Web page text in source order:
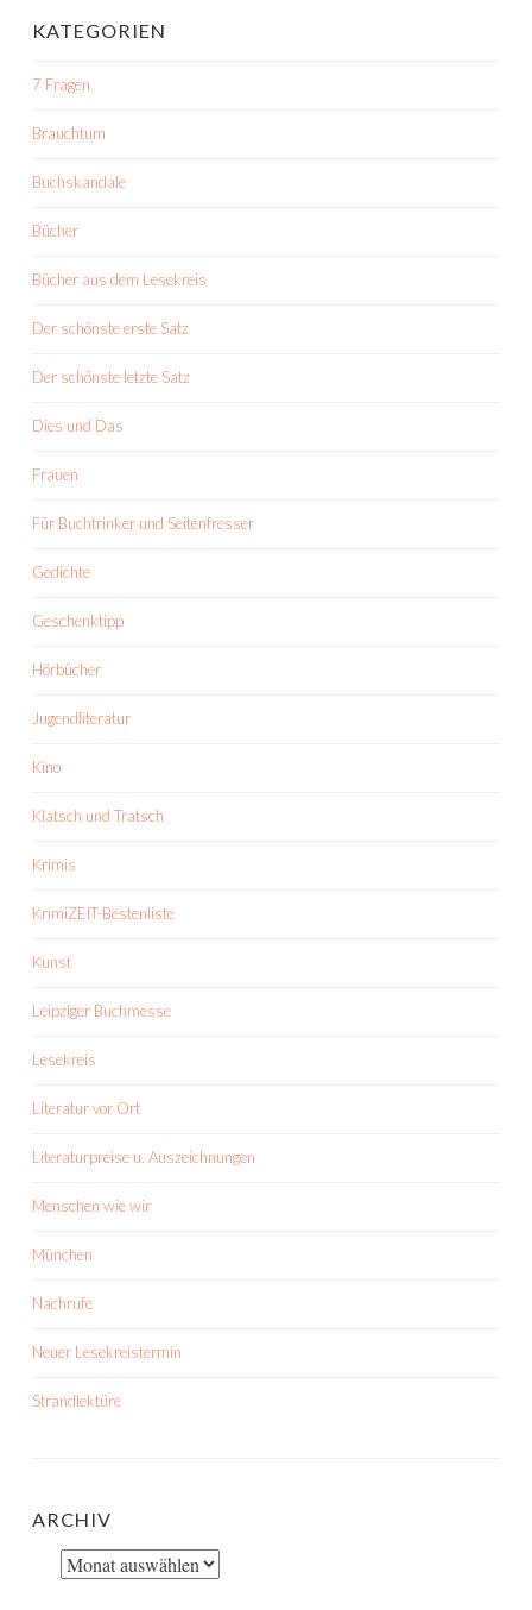
KATEGORIEN
7 Fragen
Brauchtum
Buchskandale
Bücher
Bücher aus dem Lesekreis
Der schönste erste Satz
Der schönste letzte Satz
Dies und Das
Frauen
Für Buchtrinker und Seitenfresser
Gedichte
Geschenktipp
Hörbücher
Jugendliteratur
Kino
Klatsch und Tratsch
Krimis
KrimiZEIT-Bestenliste
Kunst
Leipziger Buchmesse
Lesekreis
Literatur vor Ort
Literaturpreise u. Auszeichnungen
Menschen wie wir
München
Nachrufe
Neuer Lesekreistermin
Strandlektüre
ARCHIV
Archiv